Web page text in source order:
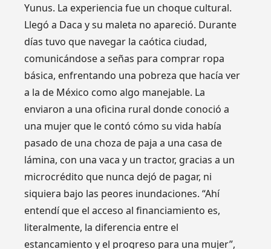
Yunus. La experiencia fue un choque cultural.
Llegó a Daca y su maleta no apareció. Durante
días tuvo que navegar la caótica ciudad,
comunicándose a señas para comprar ropa
básica, enfrentando una pobreza que hacía ver
a la de México como algo manejable. La
enviaron a una oficina rural donde conoció a
una mujer que le contó cómo su vida había
pasado de una choza de paja a una casa de
lámina, con una vaca y un tractor, gracias a un
microcrédito que nunca dejó de pagar, ni
siquiera bajo las peores inundaciones. “Ahí
entendí que el acceso al financiamiento es,
literalmente, la diferencia entre el
estancamiento y el progreso para una mujer”,